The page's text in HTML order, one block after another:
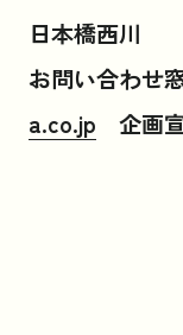
日本橋西川
お問い合わせ
a.co.jp 企画